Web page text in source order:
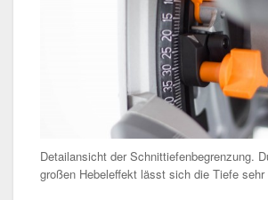
Detailansicht der Schnittiefenbegrenzung.
großen Hebeleffekt lässt sich die Tiefe sehr